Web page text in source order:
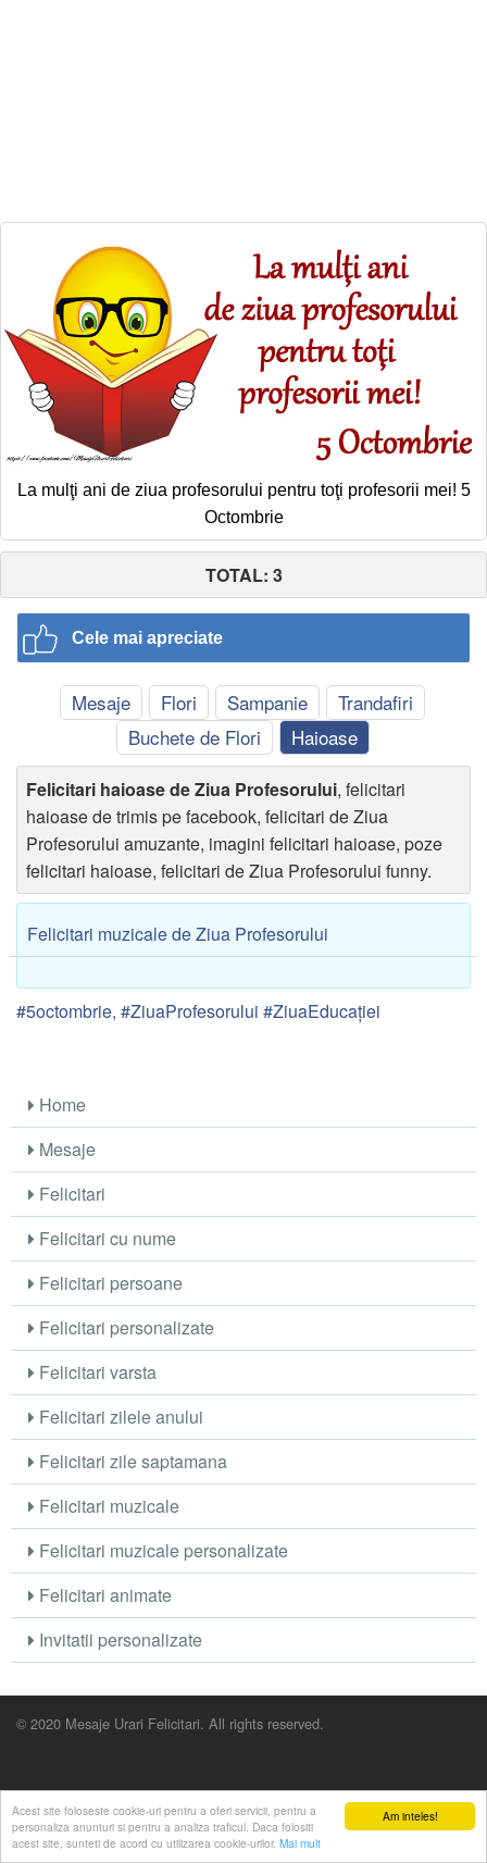
Am inteles!
Acest site foloseste cookie-uri pentru a oferi servicii, pentru a
personaliza anunturi si pentru a analiza traficul. Daca folositi
acest site, sunteti de acord cu utilizarea cookie-urilor. Mai mult
La mulţi ani de ziua profesorului pentru toţi profesorii mei! 5
Octombrie
TOTAL: 3
Cele mai apreciate
Mesaje Flori Sampanie
Trandafiri
Buchete de Flori
Haioase
Felicitari haioase de Ziua Profesorului, felicitari
haioase de trimis pe facebook, felicitari de Ziua
Profesorului amuzante, imagini felicitari haioase, poze
felicitari haioase, felicitari de Ziua Profesorului funny.
Felicitari muzicale de Ziua Profesorului
#5octombrie, #ZiuaProfesorului #ZiuaEducaţiei
Home
Mesaje
Felicitari
Felicitari cu nume
Felicitari persoane
Felicitari personalizate
Felicitari varsta
Felicitari zilele anului
Felicitari zile saptamana
Felicitari muzicale
Felicitari muzicale personalizate
Felicitari animate
Invitatii personalizate
© 2020 Mesaje Urari Felicitari. All rights reserved.